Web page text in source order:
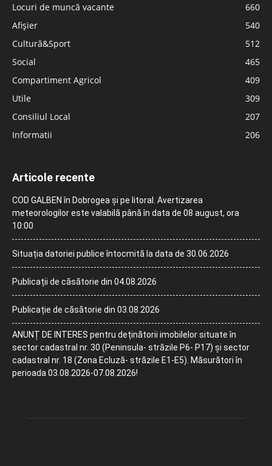
Locuri de muncă vacante
660
Afișier
540
Cultură&Sport
512
Social
465
Compartiment Agricol
409
Utile
309
Consiliul Local
207
Informatii
206
Articole recente
COD GALBEN în Dobrogea și pe litoral. Avertizarea
meteorologilor este valabilă până în data de 08 august, ora
10:00
Situația datoriei publice întocmită la data de 30.06.2026
Publicații de căsătorie din 04.08.2026
Publicație de căsătorie din 03.08.2026
ANUNȚ DE INTERES pentru deținătorii imobilelor situate în
sector cadastral nr. 30 (Peninsula- străzile P6- P17) și sector
cadastral nr. 18 (Zona Ecluză- străzile E1-E5). Măsurători în
perioada 03.08.2026-07.08.2026!